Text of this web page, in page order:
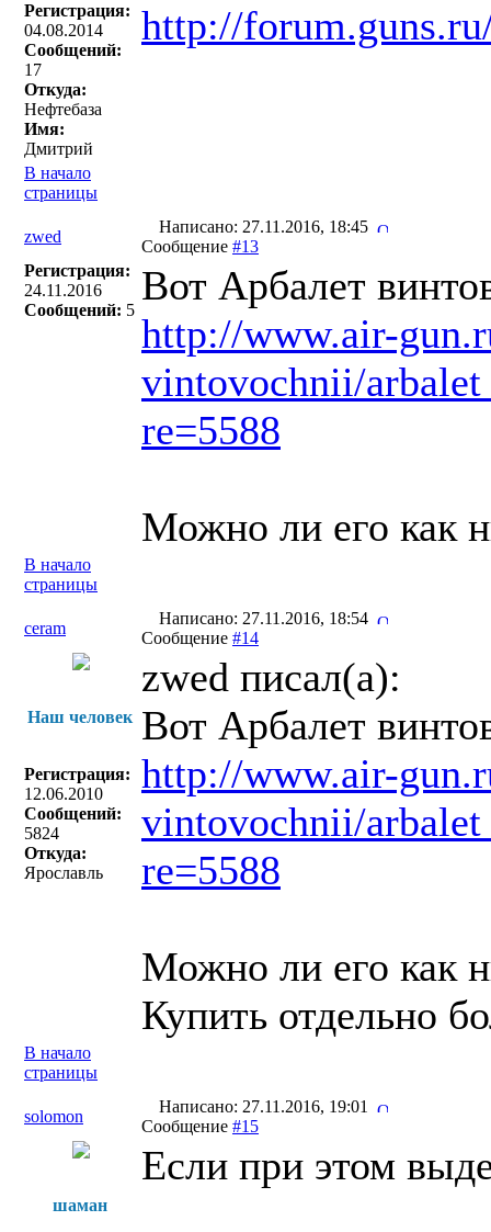
Регистрация:
04.08.2014
Сообщений:
17
Откуда:
Нефтебаза
Имя:
Дмитрий
http://
В начало
страницы
zwed
Написано: 27.11.2016, 18:45
Сообщение #13
Регистрация:
24.11.2016
Сообщений: 5
Вот Арбалет
http://www.air-
vintovochnii/
re=5588
Можно ли его как
В начало
страницы
ceram
Написано: 27.11.2016, 18:54
Сообщение #14
Наш человек
Регистрация:
12.06.2010
Сообщений:
5824
Откуда:
Ярославль
zwed писал(a):
Вот Арбалет
http://www.air-
vintovochnii/
re=5588
Можно ли его как
Купить отдельно
В начало
страницы
solomon
Написано: 27.11.2016, 19:01
Сообщение #15
шаман
Если при этом